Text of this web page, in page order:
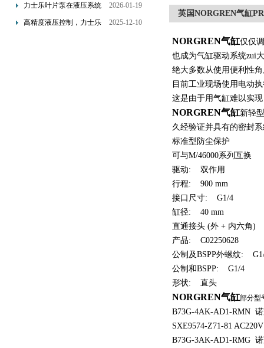
装要求：直管段、过滤器
力士乐叶片泵在液压系统
中的应用分析
2026-01-19
高精度液压控制，力士乐
2025-12-10
英国NORGREN气缸
NORGREN气缸仅仅
也成为气缸驱动系统zui
绝大多数从使用便利性
目前工业现场使用电动
这是由于用气缸难以实
NORGREN气缸新轻
久经验证并具有的密封
标准型防尘保护
可与M/46000系列互换
驱动: 双作用
行程: 900 mm
接口尺寸: G1/4
缸径: 40 mm
直通接头 (外 + 内六角)
产品: C02250628
公制及BSPP外螺纹:
公制和BSPP: G1/4
形状: 直头
NORGREN气缸部分型
B73G-4AK-AD1-RMN
SXE9574-Z71-81
B73G-3AK-AD1-RMG